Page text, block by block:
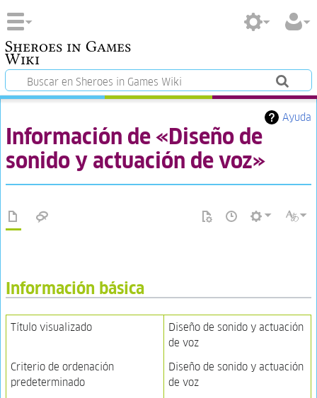
Sheroes in Games
Wiki
Ayuda
Información de «Diseño de
sonido y actuación de voz»
Información básica
Título visualizado
Diseño de sonido y actuación
de voz
Criterio de ordenación
predeterminado
Diseño de sonido y actuación
de voz